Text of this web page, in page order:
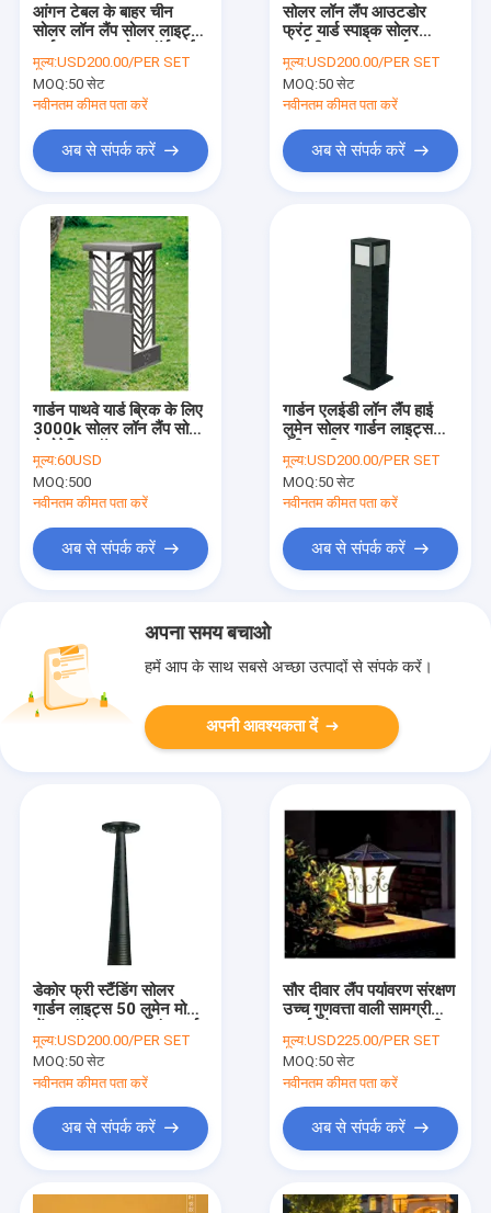
आंगन टेबल के बाहर चीन
सोलर लॉन लैंप सोलर लाइट्स
कास्टिंग एल्युमिनियम लैंप बॉडी
मूल्य:USD200.00/PER SET
MOQ:50 सेट
नवीनतम कीमत पता करें
अब से संपर्क करें
सोलर लॉन लैंप आउटडोर
फ्रंट यार्ड स्पाइक सोलर
लाइट्स लॉन लाइट
मूल्य:USD200.00/PER SET
MOQ:50 सेट
नवीनतम कीमत पता करें
अब से संपर्क करें
गार्डन पाथवे यार्ड ब्रिक के लिए
3000k सोलर लॉन लैंप सोलर
मूल्य:60USD
MOQ:500
नवीनतम कीमत पता करें
अब से संपर्क करें
गार्डन एलईडी लॉन लैंप हाई
लुमेन सोलर गार्डन लाइट्स
सजावटी
मूल्य:USD200.00/PER SET
MOQ:50 सेट
नवीनतम कीमत पता करें
अब से संपर्क करें
अपना समय बचाओ
हमें आप के साथ सबसे अच्छा उत्पादों से संपर्क करें।
अपनी आवश्यकता दें
डेकोर फ्री स्टैंडिंग सोलर
गार्डन लाइट्स 50 लुमेन मोशन
वॉकवे
मूल्य:USD200.00/PER SET
MOQ:50 सेट
नवीनतम कीमत पता करें
अब से संपर्क करें
सौर दीवार लैंप पर्यावरण संरक्षण
उच्च गुणवत्ता वाली सामग्री
बचत करती है
मूल्य:USD225.00/PER SET
MOQ:50 सेट
नवीनतम कीमत पता करें
अब से संपर्क करें